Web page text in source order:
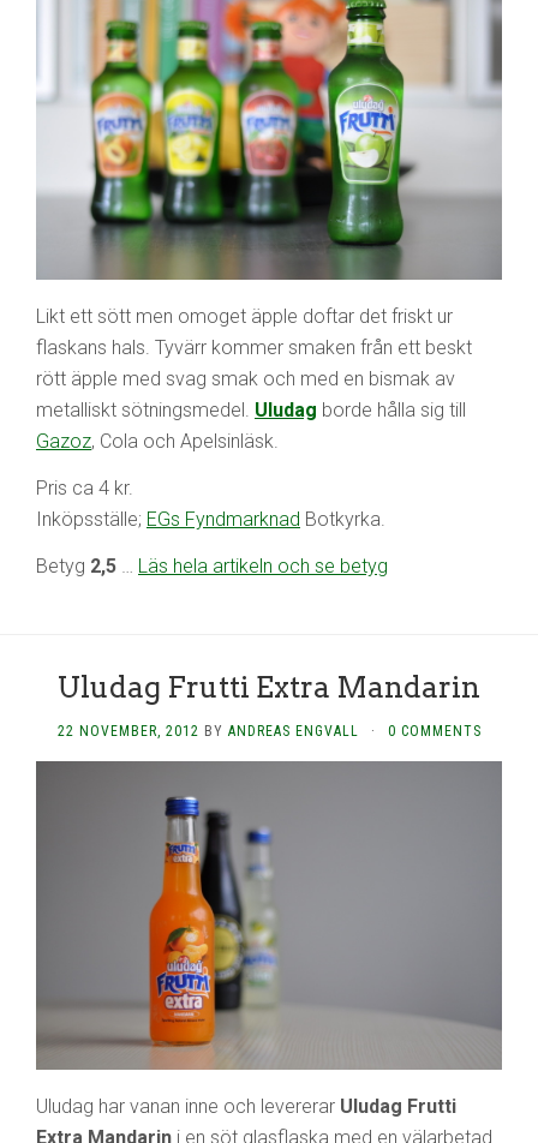
Likt ett sött men omoget äpple doftar det friskt ur
flaskans hals. Tyvärr kommer smaken från ett beskt
rött äpple med svag smak och med en bismak av
metalliskt sötningsmedel. Uludag borde hålla sig till
Gazoz, Cola och Apelsinläsk.
Pris ca 4 kr.
Inköpsställe; EGs Fyndmarknad Botkyrka.
Betyg 2,5 Läs hela artikeln och se betyg
Uludag Frutti Extra Mandarin
22 NOVEMBER, 2012 BY ANDREAS ENGVALL · 0 COMMENTS
Uludag har vanan inne och levererar Uludag Frutti
Extra Mandarin i en söt glasflaska med en välarbetad